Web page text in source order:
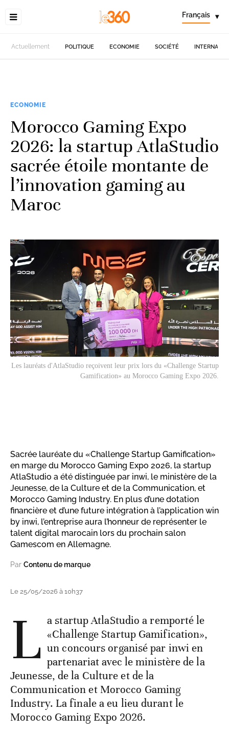
Français ▾
Actuellement POLITIQUE ECONOMIE SOCIÉTÉ
ECONOMIE
Morocco Gaming Expo
2026: la startup AtlaStudio
sacrée étoile montante de
l’innovation gaming au
Maroc
Les lauréats d'AtlaStudio reçoivent leur prix lors du «Challenge Startup
Gamification» au Morocco Gaming Expo 2026.
Sacrée lauréate du «Challenge Startup Gamification»
en marge du Morocco Gaming Expo 2026, la startup
AtlaStudio a été distinguée par inwi, le ministère de la
Jeunesse, de la Culture et de la Communication, et
Morocco Gaming Industry. En plus d’une dotation
financière et d’une future intégration à l’application win
by inwi, l’entreprise aura l’honneur de représenter le
talent digital marocain lors du prochain salon
Gamescom en Allemagne.
Par Contenu de marque
Le 25/05/2026 à 10h37
L a startup AtlaStudio a remporté le
«Challenge Startup Gamification»,
un concours organisé par inwi en
partenariat avec le ministère de la
Jeunesse, de la Culture et de la
Communication et Morocco Gaming
Industry. La finale a eu lieu durant le
Morocco Gaming Expo 2026.